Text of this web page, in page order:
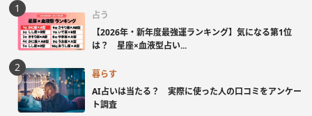
占う
【2026年・新年度最強運ランキング】気になる第1位
は？ 星座×血液型占い...
暮らす
AI占いは当たる？ 実際に使った人の口コミをアンケー
ト調査